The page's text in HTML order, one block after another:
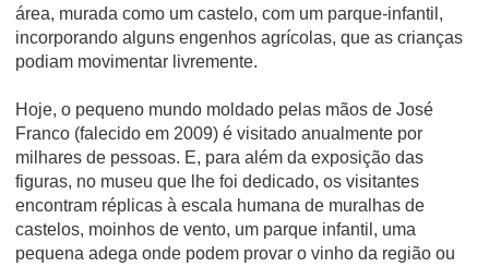
área, murada como um castelo, com um parque-infantil,
incorporando alguns engenhos agrícolas, que as crianças
podiam movimentar livremente.
Hoje, o pequeno mundo moldado pelas mãos de José
Franco (falecido em 2009) é visitado anualmente por
milhares de pessoas. E, para além da exposição das
figuras, no museu que lhe foi dedicado, os visitantes
encontram réplicas à escala humana de muralhas de
castelos, moinhos de vento, um parque infantil, uma
pequena adega onde podem provar o vinho da região ou